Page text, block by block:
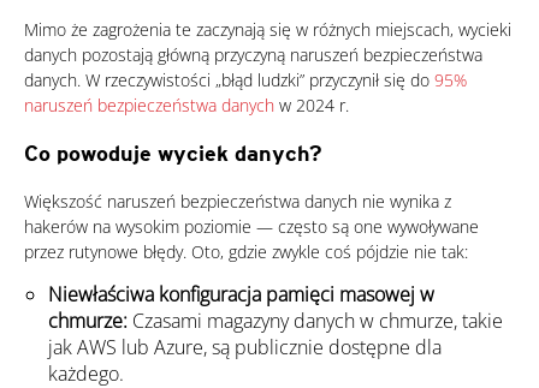
Mimo że zagrożenia te zaczynają się w różnych miejscach, wycieki
danych pozostają główną przyczyną naruszeń bezpieczeństwa
danych. W rzeczywistości „błąd ludzki” przyczynił się do 95%
naruszeń bezpieczeństwa danych w 2024 r.
Co powoduje wyciek danych?
Większość naruszeń bezpieczeństwa danych nie wynika z
hakerów na wysokim poziomie — często są one wywoływane
przez rutynowe błędy. Oto, gdzie zwykle coś pójdzie nie tak:
Niewłaściwa konfiguracja pamięci masowej w
chmurze: Czasami magazyny danych w chmurze, takie
jak AWS lub Azure, są publicznie dostępne dla
każdego.
Products